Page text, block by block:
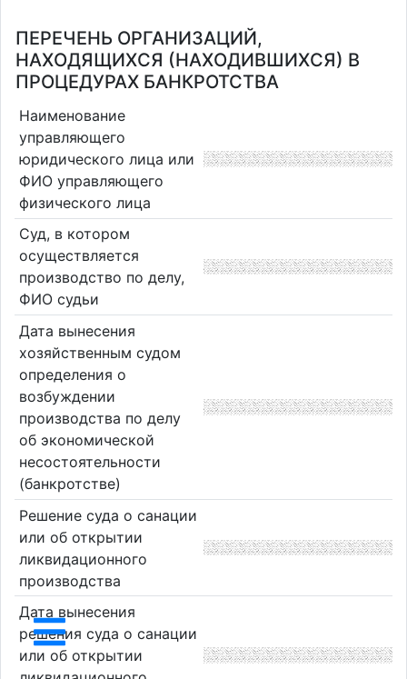
ПЕРЕЧЕНЬ ОРГАНИЗАЦИЙ,
НАХОДЯЩИХСЯ (НАХОДИВШИХСЯ) В
ПРОЦЕДУРАХ БАНКРОТСТВА
Наименование
управляющего
юридического лица или
ФИО управляющего
физического лица
Суд, в котором
осуществляется
производство по делу,
ФИО судьи
Дата вынесения
хозяйственным судом
определения о
возбуждении
производства по делу
об экономической
несостоятельности
(банкротстве)
Решение суда о санации
или об открытии
ликвидационного
производства
Дата вынесения
решения суда о санации
или об открытии